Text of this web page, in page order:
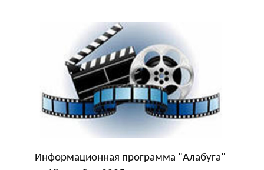
Информационная программа "Алабуга"